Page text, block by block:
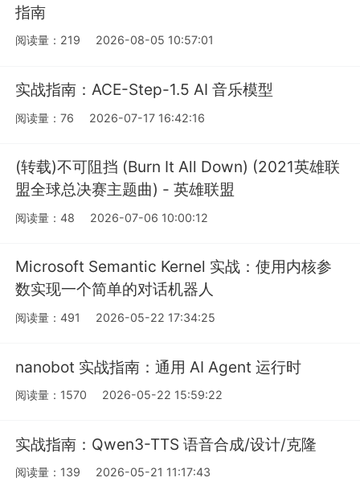
指南
阅读量：219 2026-08-05 10:57:01
实战指南：ACE-Step-1.5 AI 音乐模型
阅读量：76 2026-07-17 16:42:16
(转载)不可阻挡 (Burn It All Down) (2021英雄联
盟全球总决赛主题曲) - 英雄联盟
阅读量：48 2026-07-06 10:00:12
Microsoft Semantic Kernel 实战：使用内核参
数实现一个简单的对话机器人
阅读量：491 2026-05-22 17:34:25
nanobot 实战指南：通用 AI Agent 运行时
阅读量：1570 2026-05-22 15:59:22
实战指南：Qwen3-TTS 语音合成/设计/克隆
阅读量：139 2026-05-21 11:17:43